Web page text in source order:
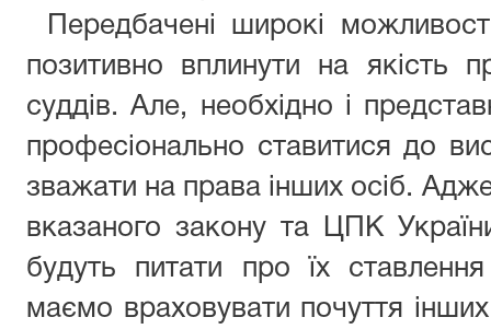
Передбачені широкі
позитивно вплинути на якість
суддів. Але, необхідно і
професіонально ставитися до
зважати на права інших осіб.
вказаного закону та ЦПК
будуть питати про їх
маємо враховувати почуття